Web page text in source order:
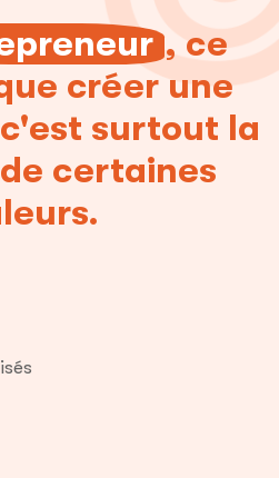
, ce
créer une
surtout la
certaines